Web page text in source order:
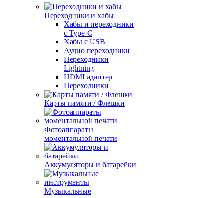
Переходники и хабы
Хабы и переходники
с Type-C
Хабы с USB
Аудио переходники
Переходники
Lightning
HDMI адаптер
Переходники
Карты памяти / Флешки
Фотоаппараты
моментальной печати
Аккумуляторы и батарейки
Музыкальные